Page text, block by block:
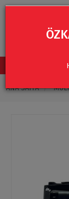
TÜM
ANA SAYFA